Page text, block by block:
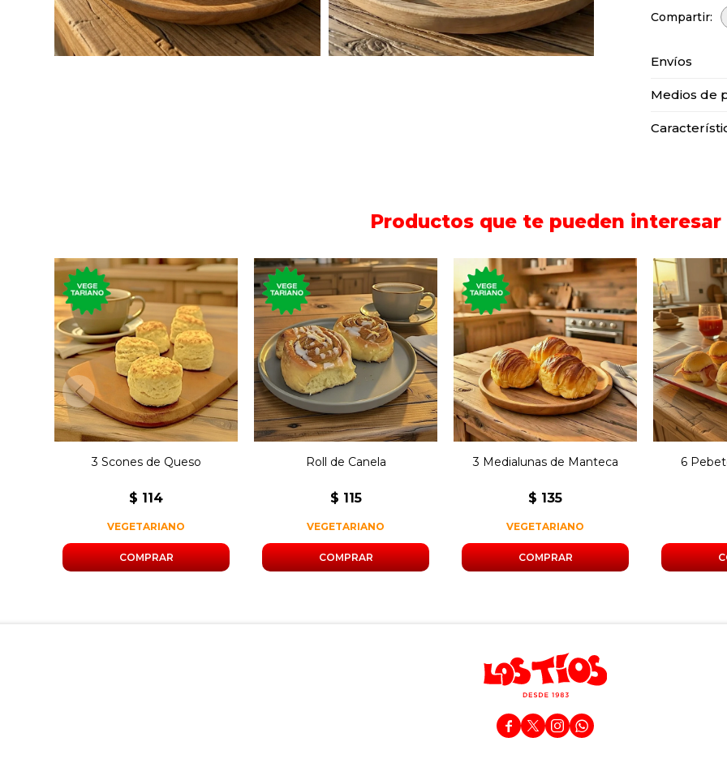
Envíos
Medios de
Productos que te pueden interesar
Tres panecillos de origen
británico con sabor a
queso
3 Scones de Queso
$ 114
VEGETARIANO
Roll con canela y azúcar
mascabo.
Roll de Canela
$ 115
VEGETARIANO
Tres medialunas de
manteca.
3 Medialunas de Manteca
$ 135
VEGETARIANO
Seis
y
6
   